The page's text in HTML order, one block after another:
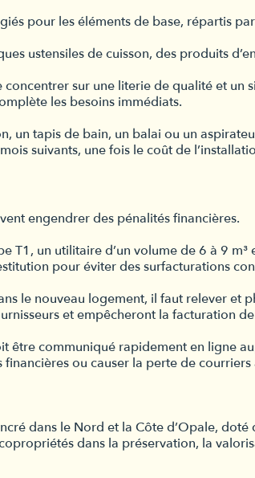
pour les éléments de base, répartis
ustensiles de cuisson, des produits
concentrer sur une literie de qualité et
les besoins immédiats.
un tapis de bain, un balai ou un
suivants, une fois le coût de
engendrer des pénalités financières.
T1, un utilitaire d’un volume de 6 à 9
pour éviter des surfacturations
le nouveau logement, il faut relever et
et empêcheront la facturation
être communiqué rapidement en ligne
ou causer la perte de
dans le Nord et la Côte d’Opale,
dans la préservation, la